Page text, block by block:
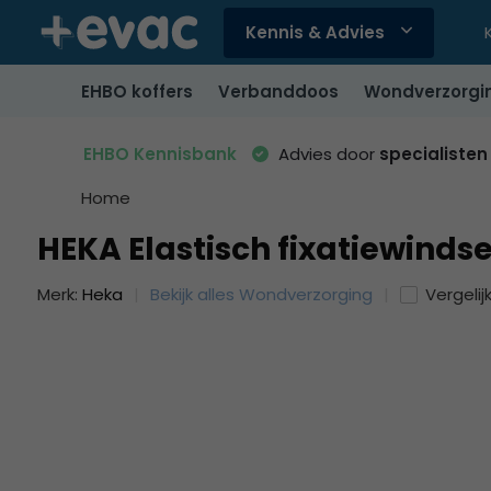
Kennis & Advies
Gebruik
de
pijltjes
beschikbaar
te
EHBO koffers Verbanddoos
EHBO Kennisbank Advies door specialisten
Home
HEKA Elastisch
Merk: Heka Bekijk alles Wondverzorging Vergelijk